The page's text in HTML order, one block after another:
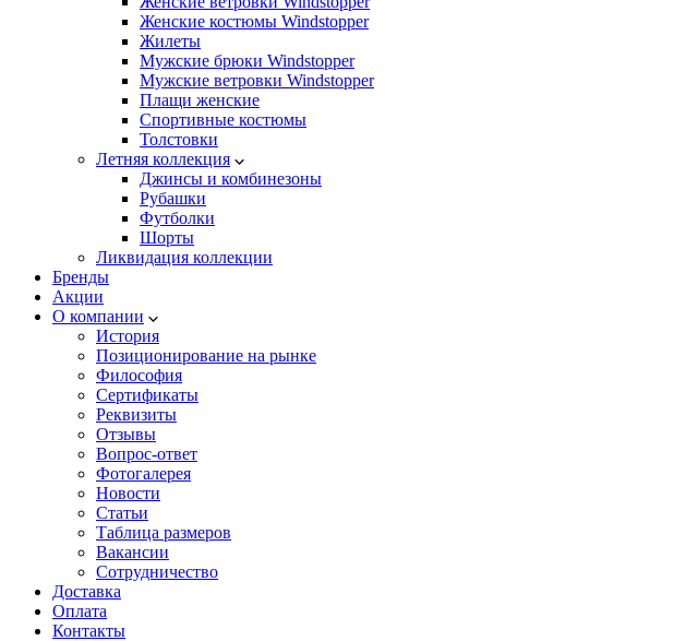
Женские костюмы Windstopper
Жилеты
Мужские брюки Windstopper
Мужские ветровки Windstopper
Плащи женские
Спортивные костюмы
Толстовки
Летняя коллекция
Джинсы и комбинезоны
Рубашки
Футболки
Шорты
Ликвидация коллекции
Бренды
Акции
О компании
История
Позиционирование на рынке
Философия
Сертификаты
Реквизиты
Отзывы
Вопрос-ответ
Фотогалерея
Новости
Статьи
Таблица размеров
Вакансии
Сотрудничество
Доставка
Оплата
Контакты